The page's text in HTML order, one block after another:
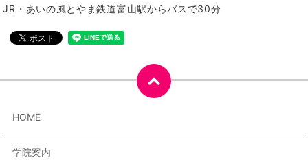
JR・あいの風とやま鉄道富山駅からバスで30分
HOME
学院案内